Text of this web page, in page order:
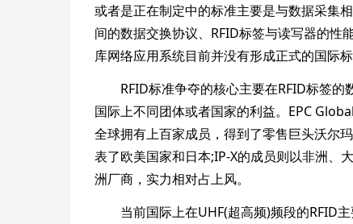
或者是正在制定中的标准主要是与数据采集
间的数据交换协议、RFID标签与读写器的性
库网络应用系统目前并没有形成正式的国际
RFID标准争夺的核心主要在RFID标签的
国际上不同团体或者国家的利益。EPC
全球拥有上百家成员，得到了零售巨头沃尔
表了欧美国家和日本;IP-X的成员则以非洲、
洲厂商，实力相对占上风。
当前国际上在UHF(超高频)频段的RFID主